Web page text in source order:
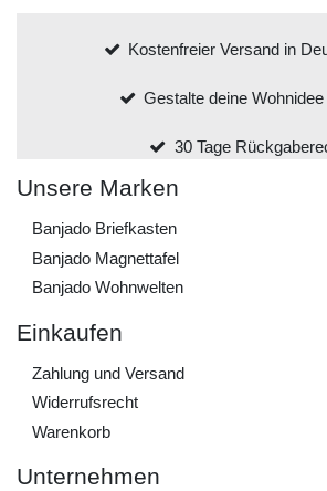
Kostenfreier Versand in
Gestalte deine
30 Tage
Unsere Marken
Banjado Briefkasten
Banjado Magnettafel
Banjado Wohnwelten
Einkaufen
Zahlung und Versand
Widerrufs­recht
Warenkorb
Unternehmen